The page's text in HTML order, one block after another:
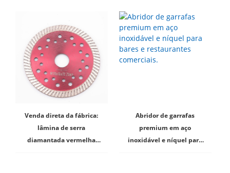
Venda direta da fábrica:
lâmina de serra
diamantada vermelha
Abridor de garrafas
premium em aço
inoxidável e níquel para